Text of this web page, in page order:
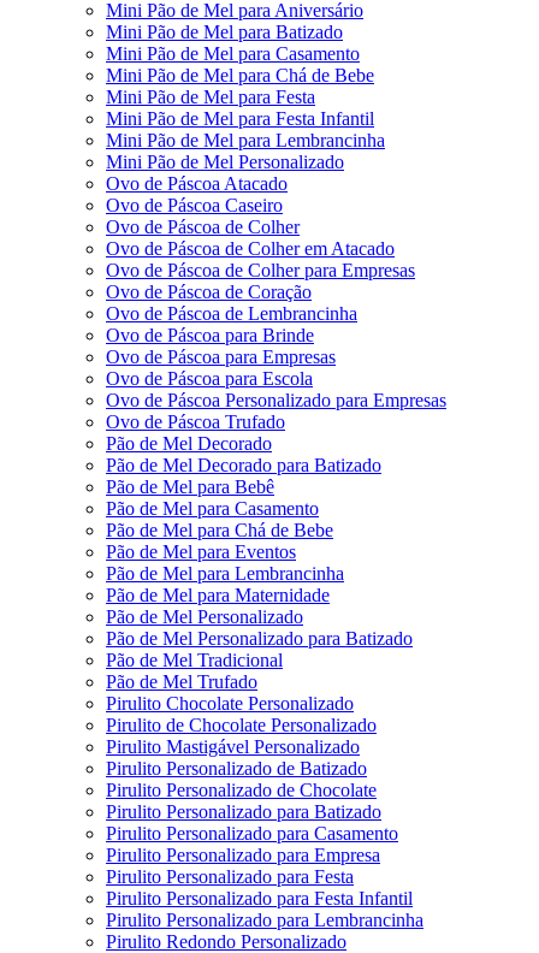
Mini Pão de Mel para Aniversário
Mini Pão de Mel para Batizado
Mini Pão de Mel para Casamento
Mini Pão de Mel para Chá de Bebe
Mini Pão de Mel para Festa
Mini Pão de Mel para Festa Infantil
Mini Pão de Mel para Lembrancinha
Mini Pão de Mel Personalizado
Ovo de Páscoa Atacado
Ovo de Páscoa Caseiro
Ovo de Páscoa de Colher
Ovo de Páscoa de Colher em Atacado
Ovo de Páscoa de Colher para Empresas
Ovo de Páscoa de Coração
Ovo de Páscoa de Lembrancinha
Ovo de Páscoa para Brinde
Ovo de Páscoa para Empresas
Ovo de Páscoa para Escola
Ovo de Páscoa Personalizado para Empresas
Ovo de Páscoa Trufado
Pão de Mel Decorado
Pão de Mel Decorado para Batizado
Pão de Mel para Bebê
Pão de Mel para Casamento
Pão de Mel para Chá de Bebe
Pão de Mel para Eventos
Pão de Mel para Lembrancinha
Pão de Mel para Maternidade
Pão de Mel Personalizado
Pão de Mel Personalizado para Batizado
Pão de Mel Tradicional
Pão de Mel Trufado
Pirulito Chocolate Personalizado
Pirulito de Chocolate Personalizado
Pirulito Mastigável Personalizado
Pirulito Personalizado de Batizado
Pirulito Personalizado de Chocolate
Pirulito Personalizado para Batizado
Pirulito Personalizado para Casamento
Pirulito Personalizado para Empresa
Pirulito Personalizado para Festa
Pirulito Personalizado para Festa Infantil
Pirulito Personalizado para Lembrancinha
Pirulito Redondo Personalizado